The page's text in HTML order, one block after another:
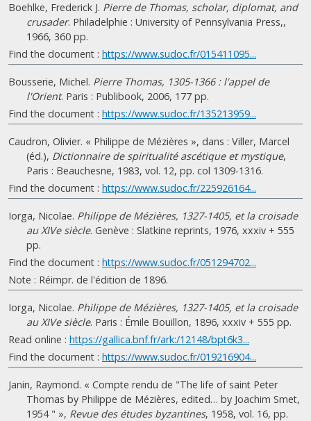
Boehlke, Frederick J. Pierre de Thomas, scholar, diplomat, and
crusader. Philadelphie : University of Pennsylvania Press,,
1966, 360 pp.
Find the document : https://www.sudoc.fr/015411095...
Bousserie, Michel. Pierre Thomas, 1305-1366 : l'appel de
l'Orient. Paris : Publibook, 2006, 177 pp.
Find the document : https://www.sudoc.fr/135213959...
Caudron, Olivier. « Philippe de Mézières », dans : Viller, Marcel
(éd.), Dictionnaire de spiritualité ascétique et mystique,
Paris : Beauchesne, 1983, vol. 12, pp. col 1309-1316.
Find the document : https://www.sudoc.fr/225926164...
Iorga, Nicolae. Philippe de Mézières, 1327-1405, et la croisade
au XIVe siècle. Genève : Slatkine reprints, 1976, xxxiv + 555
pp.
Find the document : https://www.sudoc.fr/051294702...
Note : Réimpr. de l'édition de 1896.
Iorga, Nicolae. Philippe de Mézières, 1327-1405, et la croisade
au XIVe siècle. Paris : Émile Bouillon, 1896, xxxiv + 555 pp.
Read online : https://gallica.bnf.fr/ark:/12148/bpt6k3...
Find the document : https://www.sudoc.fr/019216904...
Janin, Raymond. « Compte rendu de "The life of saint Peter
Thomas by Philippe de Mézières, edited… by Joachim Smet,
1954 " », Revue des études byzantines, 1958, vol. 16, pp.